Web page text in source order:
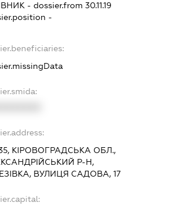
- dossier.from 30.11.19
-
КІРОВОГРАДСЬКА ОБЛ.,
Р-Н,
ВУЛИЦЯ САДОВА, 17